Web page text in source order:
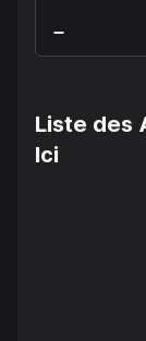
Liste des
Ici